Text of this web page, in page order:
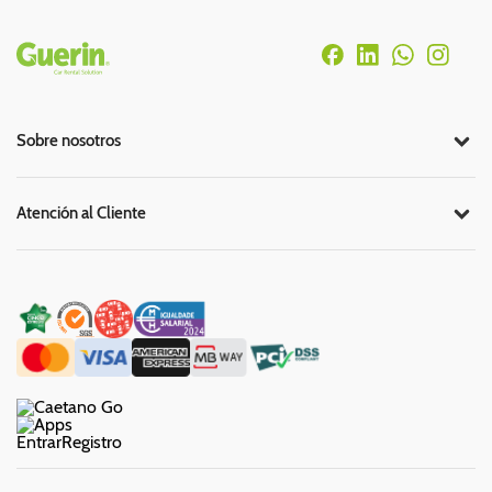
Rodapé
Sobre nosotros
Atención al Cliente
EntrarRegistro